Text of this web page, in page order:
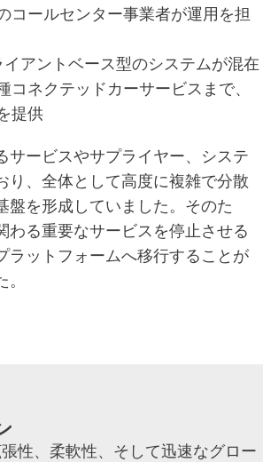
コールセンター事業者が運用を担
アントベース型のシステムが混在
コネクテッドカーサービスまで、
提供
サービスやサプライヤー、システ
り、全体として高度に複雑で分散
盤を形成していました。そのた
わる重要なサービスを停止させる
ラットフォームへ移行することが
性、柔軟性、そして迅速なグロー